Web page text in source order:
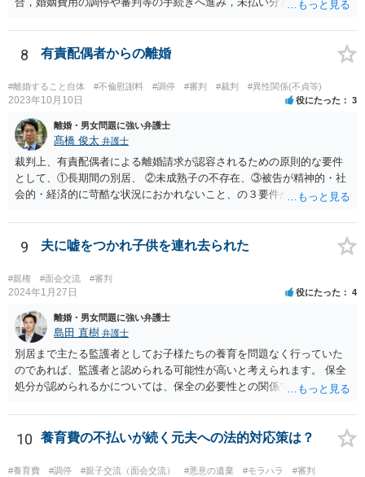
8 有責配偶者からの離婚
#離婚すること自体 #不倫慰謝料 #調停 #審判 #裁判 #異性関係(不貞等)
2023年10月10日 役にたった 3
離婚・男女問題に強い弁護士
髙橋 俊太 弁護士
裁判上、有責配偶者による離婚請求が認容されるための原則的な要件
として、①長期間の別居、 ②未成熟子の不存在、③被告が精神的・社
会的・経済的に苛酷な状況におかれないこと、の３要件が必要である
監護しており（②）、仮に離婚を認容すれば、専業主婦の貴方が経済
的に過酷な状況におかれる可能性がありますので（③）、現時点で
は、夫側の離婚請求は裁判では認められにくい状況であると考えられ
ます。 一方で、期間が経過して子が成人した場合（②）、別居期間は
すでに１０年超となり、婚姻期間の３分の１程度とはいえ相当程度の
長期別居となるので（①）、③の点がクリアされれば、夫側の離婚請
求が認容される余地はあります（専門的には、③は被告側から反論し
なければならないことです）。別居期間何年であれば要件①が常に充
たされるといった定式はなく、事案に応じて総合的に判断されるとこ
ろです。
9 夫に嘘をつかれ子供を連れ去られた
#親権 #面会交流 #審判
2024年1月27日 役にたった 4
離婚・男女問題に強い弁護士
島田 直樹 弁護士
別居まで主たる監護者としてお子様たちの養育を問題なく行っていた
のであれば、監護者と認められる可能性が高いと考えられます。 保全
処分が認められるかについては、保全の必要性との関係でなんともい
す。 精神的なご負担も大きいと思いますが、担当の弁護士とよく相談
しながら手続を進めてください。
10 養育費の不払いが続く元夫への法的対応策は？
#養育費 #調停 #親子交流（面会交流） #悪意の遺棄 #モラハラ #審判